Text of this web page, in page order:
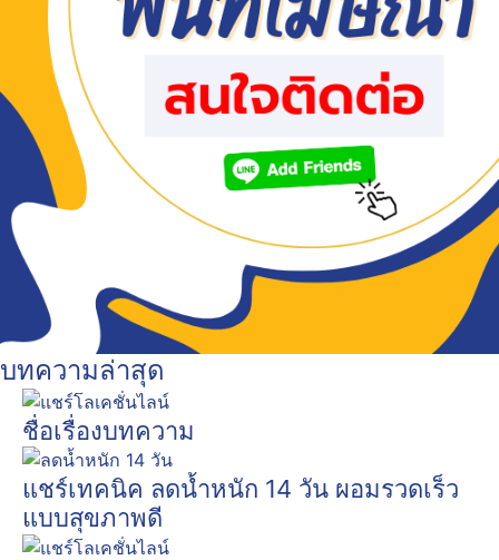
บทความล่าสุด
ชื่อเรื่องบทความ
แชร์เทคนิค ลดน้ำหนัก 14 วัน ผอมรวดเร็ว
แบบสุขภาพดี